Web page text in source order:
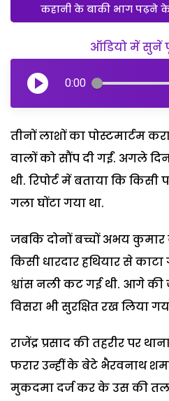
कहानी के बाकी भाग पढ़ने
ऑडियो में सुनें
0:00
तीनों लाशों का पोस्टमार्टम
वालों को सौंप दी गईं. अगले दिन
थी. रिपोर्ट में बताया कि
गला घोंटा गया था.
जबकि दोनों बच्चों अभय
किसी धारदार हथियार से
श्वांस नली कट गई थी. आगे की
विसरा भी सुरक्षित रख लिया
राजेंद्र प्रसाद की तहरीर पर
फरार उन्हीं के बेटे भैरवनाथ
मुकदमा दर्ज कर के उस की